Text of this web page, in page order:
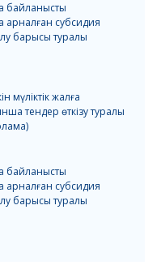
байланысты
арналған субсидия
барысы туралы
мүліктік жалға
тендер өткізу туралы
байланысты
арналған субсидия
барысы туралы